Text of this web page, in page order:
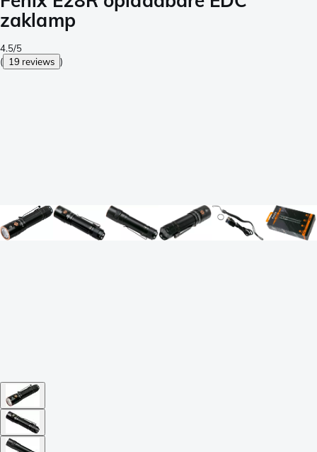
zaklamp
4.5/5
( 19 reviews )